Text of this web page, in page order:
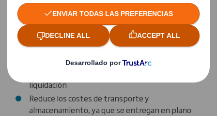
las ventas y aumentar el reconocimiento de
marca
Aumenta las ventas a través de una gran
visibilidad del producto
Atrae la atención del consumidor hacia los
liquidación
Reduce los costes de transporte y
almacenamiento, ya que se entregan en plano